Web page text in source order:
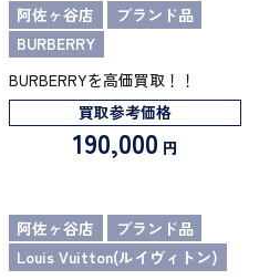
阿佐ヶ谷店
ブランド品
BURBERRY
BURBERRYを高価買取！！
買取参考価格
190,000 円
阿佐ヶ谷店
ブランド品
Louis Vuitton(ルイヴィトン)